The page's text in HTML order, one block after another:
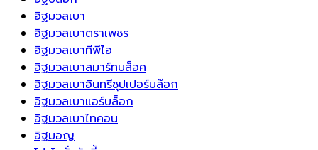
อิฐมวลเบา
อิฐมวลเบาตราเพชร
อิฐมวลเบาทีพีไอ
อิฐมวลเบาสมาร์ทบล็อค
อิฐมวลเบาอินทรีซุปเปอร์บล๊อก
อิฐมวลเบาแอร์บล็อก
อิฐมวลเบาไทคอน
อิฐมอญ